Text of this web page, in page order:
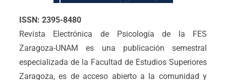
ISSN: 2395-8480
Revista Electrónica de Psicología de la FES
Zaragoza-UNAM es una publicación semestral
especializada de la Facultad de Estudios Superiores
Zaragoza, es de acceso abierto a la comunidad y